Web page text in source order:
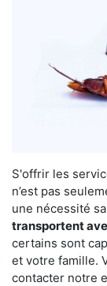
S'offrir les
n’est pas
une nécessité
transportent
certains sont
et votre famille.
contacter notre